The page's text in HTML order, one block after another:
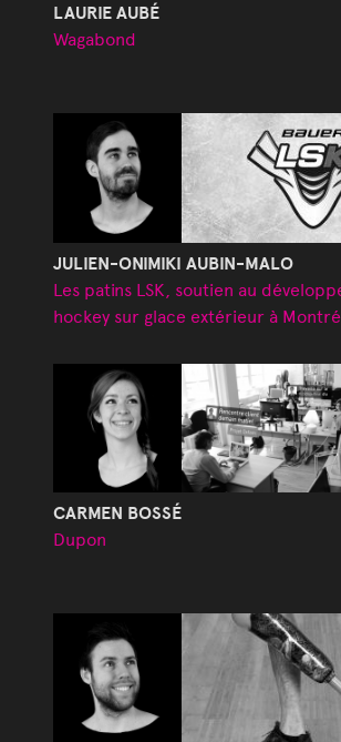
LAURIE AUBÉ
Wagabond
JULIEN-ONIMIKI AUBIN-MALO
Les patins LSK, soutien au
hockey sur glace extérieur à
CARMEN BOSSÉ
Dupon